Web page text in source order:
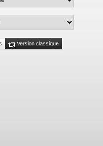
Version classique